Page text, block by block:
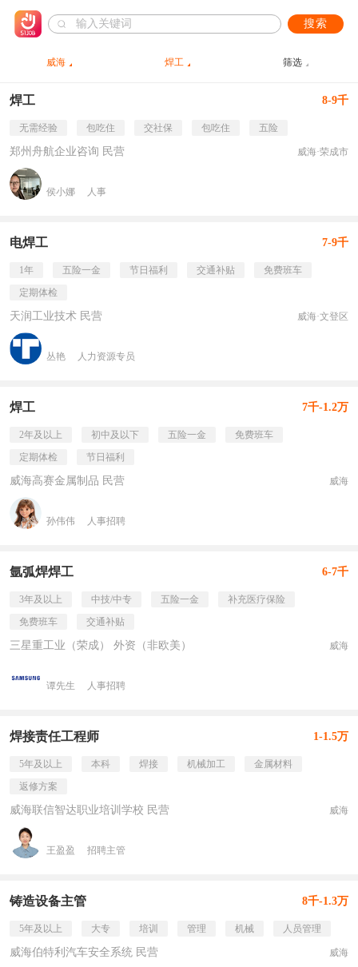
搜索
威海 焊工 筛选
焊工 8-9千
无需经验 包吃住 交社保 包吃住 五险
郑州舟航企业咨询 民营 威海·荣成市
侯小娜 人事
电焊工 7-9千
1年 五险一金 节日福利 交通补贴
免费班车
定期体检
天润工业技术 民营 威海·文登区
丛艳 人力资源专员
焊工 7千-1.2万
2年及以上 初中及以下 五险一金
免费班车
定期体检
节日福利
威海高赛金属制品 民营 威海
孙伟伟 人事招聘
氩弧焊焊工 6-7千
3年及以上 中技/中专 五险一金
补充医疗保险
免费班车
交通补贴
三星重工业（荣成） 外资（非欧美） 威海
谭先生 人事招聘
焊接责任工程师 1-1.5万
5年及以上 本科 焊接 机械加工
金属材料
返修方案
威海联信智达职业培训学校 民营 威海
王盈盈 招聘主管
铸造设备主管 8千-1.3万
5年及以上 大专 培训 管理 机械 人员管理
威海伯特利汽车安全系统 民营 威海